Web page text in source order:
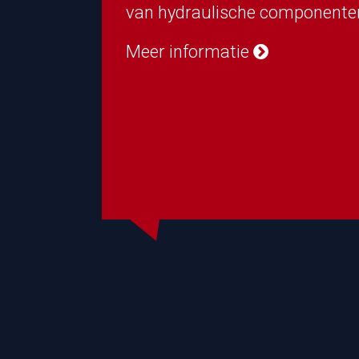
van hydraulische
Meer informatie